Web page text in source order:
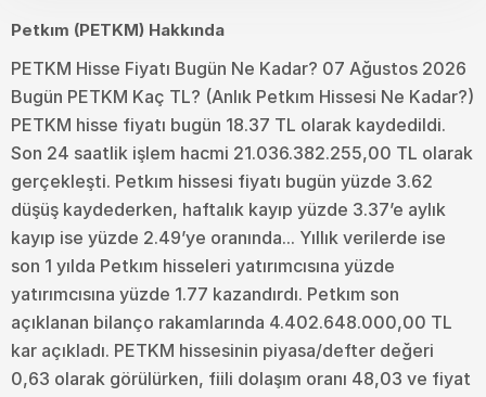
Petkım (PETKM) Hakkında
PETKM Hisse Fiyatı Bugün Ne Kadar? 07 Ağustos 2026
Bugün PETKM Kaç TL? (Anlık Petkım Hissesi Ne Kadar?)
PETKM hisse fiyatı bugün 18.37 TL olarak kaydedildi.
Son 24 saatlik işlem hacmi 21.036.382.255,00 TL olarak
gerçekleşti. Petkım hissesi fiyatı bugün yüzde 3.62
düşüş kaydederken, haftalık kayıp yüzde 3.37’e aylık
kayıp ise yüzde 2.49’ye oranında... Yıllık verilerde ise
son 1 yılda Petkım hisseleri yatırımcısına yüzde
yatırımcısına yüzde 1.77 kazandırdı. Petkım son
açıklanan bilanço rakamlarında 4.402.648.000,00 TL
kar açıkladı. PETKM hissesinin piyasa/defter değeri
0,63 olarak görülürken, fiili dolaşım oranı 48,03 ve fiyat